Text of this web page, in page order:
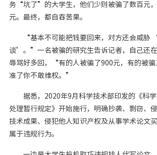
务“坑了”的大学生，他们少则被骗了数百元
元。最终，都自吞苦果。
“基本不可能把钱要回来，对方还会威胁‘
谈’。”一名被骗的研究生告诉记者，自己还
辱骂好多回，“有的人被骗了900元，有的被骗
准了你不敢维权。”
据悉，2020年9月科学技术部印发的《科学
处理暂行规定》开始施行，明确抄袭、剽窃、
技术成果、侵犯他人知识产权及从事学术论文
属于违规行为。